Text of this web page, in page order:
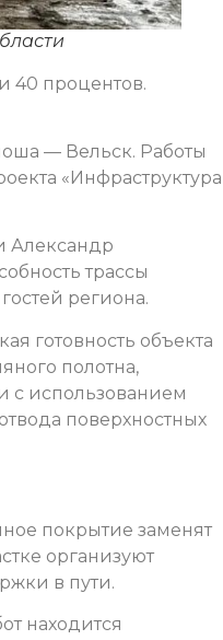
40 процентов.
— Вельск. Работы
«Инфраструктура
Александр
трассы
региона.
готовность объекта
полотна,
с использованием
поверхностных
покрытие заменят
организуют
в пути.
находится